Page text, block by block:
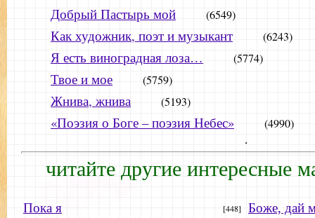
Добрый Пастырь мой (6549)
Как художник, поэт и музыкант (6243)
Я есть виноградная лоза… (5774)
Твое и мое (5759)
Жнива, жнива (5193)
«Поэзия о Боге – поэзия Небес» (4990)
.
читайте другие интересные
Пока я [448] Боже, дай